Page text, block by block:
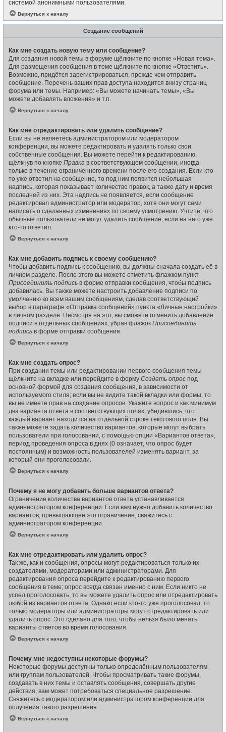
системой анонимными пользователями.
Вернуться к началу
Создание сообщений
Как мне создать новую тему или сообщение?
Для создания новой темы в форуме щёлкните по кнопке «Новая тема».
Для размещения сообщения в теме щёлкните по кнопке «Ответить».
Возможно, придётся зарегистрироваться, прежде чем отправить
сообщение. Перечень ваших прав доступа находится внизу страниц
форума или темы. Например: «Вы можете начинать темы», «Вы
можете добавлять вложения» и т.п.
Вернуться к началу
Как мне отредактировать или удалить сообщение?
Если вы не являетесь администратором или модератором
конференции, вы можете редактировать и удалять только свои
собственные сообщения. Вы можете перейти к редактированию,
щёлкнув по кнопке Правка в соответствующем сообщении, иногда
только в течение ограниченного времени после его создания. Если кто-
то уже ответил на сообщение, то под ним появится небольшая
надпись, которая показывает количество правок, а также дату и время
последней из них. Эта надпись не появляется, если сообщение
редактировал администратор или модератор, хотя они могут сами
написать о сделанных изменениях по своему усмотрению. Учтите, что
обычные пользователи не могут удалить сообщение, если на него уже
кто-то ответил.
Вернуться к началу
Как мне добавить подпись к своему сообщению?
Чтобы добавить подпись к сообщению, вы должны сначала создать её в
личном разделе. После этого вы можете отметить флажком пункт
Присоединить подпись в форме отправки сообщения, чтобы подпись
добавилась. Вы также можете настроить добавление подписи по
умолчанию ко всем вашим сообщениям, сделав соответствующий
выбор в параграфе «Отправка сообщений» пункта «Личные настройки»
в личном разделе. Несмотря на это, вы сможете отменить добавление
подписи в отдельных сообщениях, убрав флажок Присоединить
подпись в форме отправки сообщения.
Вернуться к началу
Как мне создать опрос?
При создании темы или редактировании первого сообщения темы
щёлкните на вкладке или перейдите в форму Создать опрос под
основной формой для создания сообщения, в зависимости от
используемого стиля; если вы не видите такой вкладки или формы, то
вы не имеете прав на создание опросов. Укажите вопрос и как минимум
два варианта ответа в соответствующих полях, убедившись, что
каждый вариант находится на отдельной строке текстового поля. Вы
также можете задать количество вариантов, которые могут выбрать
пользователи при голосовании, с помощью опции «Вариантов ответа»,
период проведения опроса в днях (0 означает, что опрос будет
постоянным) и возможность пользователей изменять вариант, за
который они проголосовали.
Вернуться к началу
Почему я не могу добавить больше вариантов ответа?
Ограничение количества вариантов ответа устанавливается
администратором конференции. Если вам нужно добавить количество
вариантов, превышающее это ограничение, свяжитесь с
администратором конференции.
Вернуться к началу
Как мне отредактировать или удалить опрос?
Так же, как и сообщения, опросы могут редактироваться только их
создателями, модераторами или администраторами. Для
редактирования опроса перейдите к редактированию первого
сообщения в теме; опрос всегда связан именно с ним. Если никто не
успел проголосовать, то вы можете удалить опрос или отредактировать
любой из вариантов ответа. Однако если кто-то уже проголосовал, то
только модераторы или администраторы могут отредактировать или
удалить опрос. Это сделано для того, чтобы нельзя было менять
варианты ответов во время голосования.
Вернуться к началу
Почему мне недоступны некоторые форумы?
Некоторые форумы доступны только определённым пользователям
или группам пользователей. Чтобы просматривать такие форумы,
создавать в них темы и оставлять сообщения, совершать другие
действия, вам может потребоваться специальное разрешение.
Свяжитесь с модератором или администратором конференции для
получения такого разрешения.
Вернуться к началу